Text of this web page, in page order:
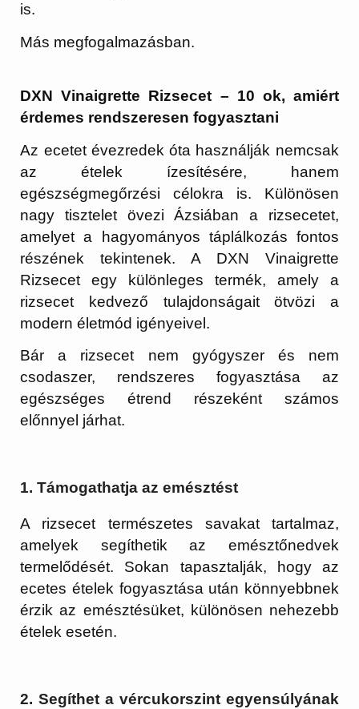
is.
Más megfogalmazásban.
DXN Vinaigrette Rizsecet – 10 ok, amiért
érdemes rendszeresen fogyasztani
Az ecetet évezredek óta használják nemcsak
az ételek ízesítésére, hanem
egészségmegőrzési célokra is. Különösen
nagy tisztelet övezi Ázsiában a rizsecetet,
amelyet a hagyományos táplálkozás fontos
részének tekintenek. A DXN Vinaigrette
Rizsecet egy különleges termék, amely a
rizsecet kedvező tulajdonságait ötvözi a
modern életmód igényeivel.
Bár a rizsecet nem gyógyszer és nem
csodaszer, rendszeres fogyasztása az
egészséges étrend részeként számos
előnnyel járhat.
1. Támogathatja az emésztést
A rizsecet természetes savakat tartalmaz,
amelyek segíthetik az emésztőnedvek
termelődését. Sokan tapasztalják, hogy az
ecetes ételek fogyasztása után könnyebbnek
érzik az emésztésüket, különösen nehezebb
ételek esetén.
2. Segíthet a vércukorszint egyensúlyának